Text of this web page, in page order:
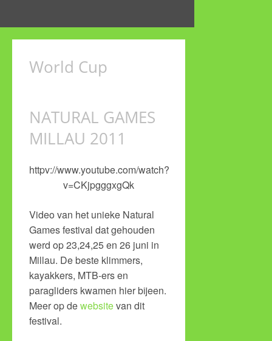
World Cup
NATURAL GAMES
MILLAU 2011
httpv://www.youtube.com/watch?
v=CKjpgggxgQk
Video van het unieke Natural
Games festival dat gehouden
werd op 23,24,25 en 26 juni in
Millau. De beste klimmers,
kayakkers, MTB-ers en
paragliders kwamen hier bijeen.
Meer op dewebsitevan dit
festival.